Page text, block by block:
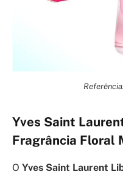
Yves Saint
Fragrância Floral
O Yves Saint Laurent